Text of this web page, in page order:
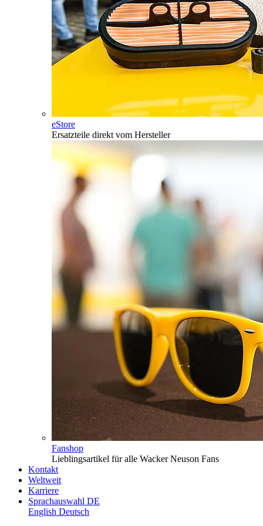
eStore
Ersatzteile direkt vom Hersteller
Fanshop
Lieblingsartikel für alle Wacker Neuson Fans
Kontakt
Weltweit
Karriere
Sprachauswahl DE
English Deutsch